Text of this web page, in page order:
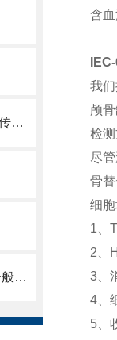
人肺癌细胞 A549细胞 ATCC细胞 传代细胞
人宫颈癌细胞C-33A细胞 培养的一般过程
含
我
颅
检
尽
骨
细
1、
2、
3、
4、
5、